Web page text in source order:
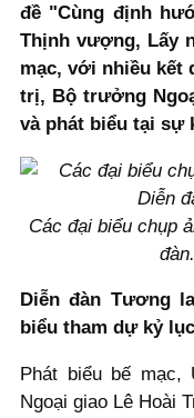
đề "Cùng định
Thịnh vượng, Lấy
mạc, với nhiều kết
trị, Bộ trưởng
và phát biểu tại sự
Các đại biểu chụp
Diễn đàn Tương
biểu tham dự kỷ lục
Phát biểu bế
Ngoại giao Lê Hoài